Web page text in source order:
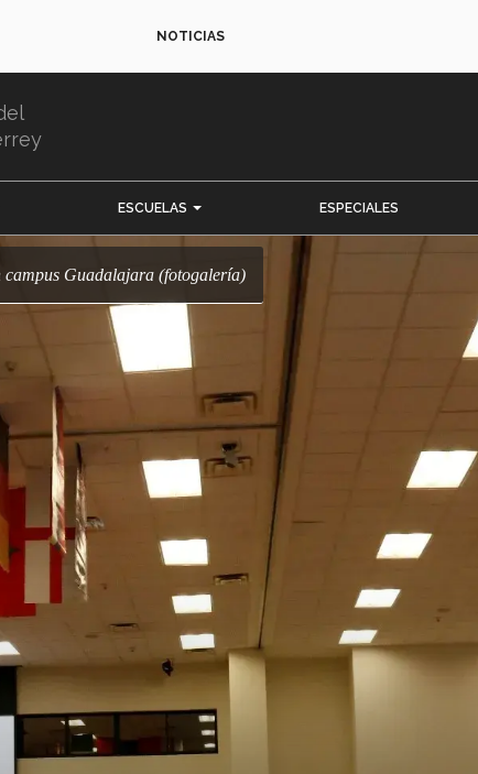
NOTICIAS
ESCUELAS ESPECIALES
campus Guadalajara (fotogalería)